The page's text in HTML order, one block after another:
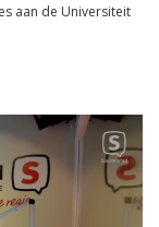
aan de Universiteit